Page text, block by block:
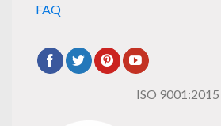
FAQ
ISO 9001:2015